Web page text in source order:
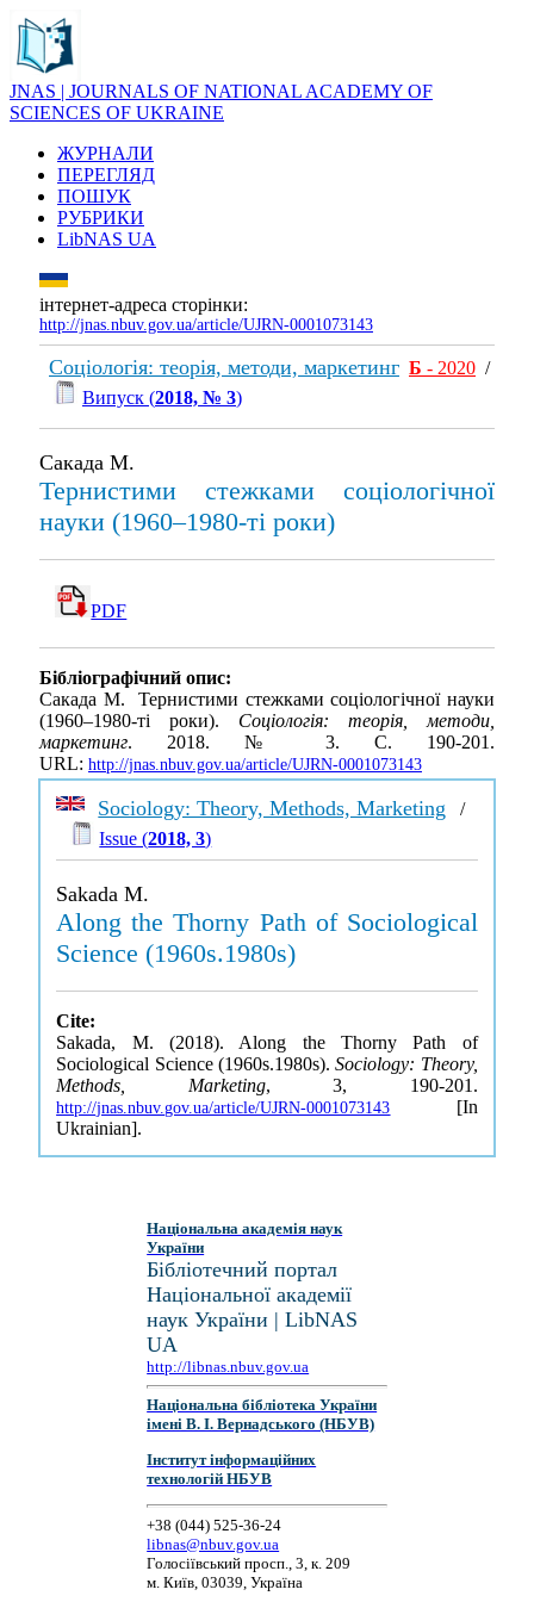
JNAS | JOURNALS OF NATIONAL ACADEMY OF
SCIENCES OF UKRAINE
ЖУРНАЛИ
ПЕРЕГЛЯД
ПОШУК
РУБРИКИ
LibNAS UA
інтернет-адреса сторінки:
http://jnas.nbuv.gov.ua/article/UJRN-0001073143
Соціологія: теорія, методи, маркетинг Б - 2020 /
Випуск (2018, № 3)
Сакада М.
Тернистими стежками соціологічної
науки (1960–1980-ті роки)
PDF
Бібліографічний опис:
Сакада М. Тернистими стежками соціологічної науки
(1960–1980-ті роки). Соціологія: теорія, методи,
маркетинг. 2018. № 3. С. 190-201.
URL: http://jnas.nbuv.gov.ua/article/UJRN-0001073143
Sociology: Theory, Methods, Marketing /
Issue (2018, 3)
Sakada M.
Along the Thorny Path of Sociological
Science (1960s.1980s)
Cite:
Sakada, M. (2018). Along the Thorny Path of
Sociological Science (1960s.1980s).Sociology: Theory,
Methods, Marketing, 3, 190-201.
http://jnas.nbuv.gov.ua/article/UJRN-0001073143 [In
Ukrainian].
Національна академія наук
України
Бібліотечний портал
Національної академії
наук України | LibNAS
UA
http://libnas.nbuv.gov.ua
Національна бібліотека України
імені В. І. Вернадського (НБУВ)
Інститут інформаційних
технологій НБУВ
+38 (044) 525-36-24
libnas@nbuv.gov.ua
Голосіївський просп., 3, к. 209
м. Київ, 03039, Україна